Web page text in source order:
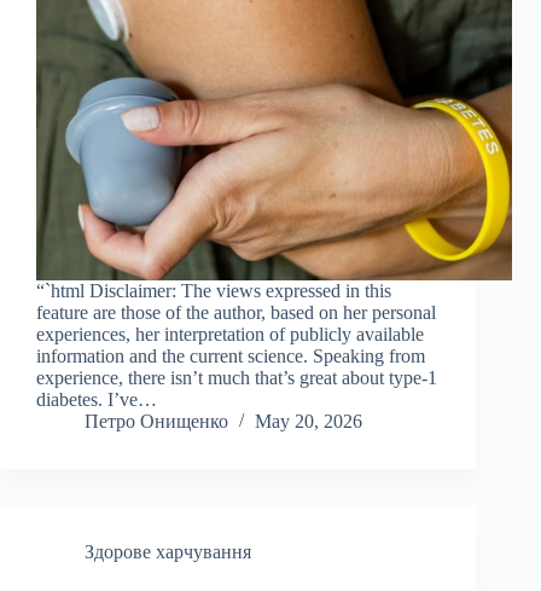
“`html Disclaimer: The views expressed in this
feature are those of the author, based on her personal
experiences, her interpretation of publicly available
information and the current science. Speaking from
experience, there isn’t much that’s great about type-1
diabetes. I’ve…
Петро Онищенко
May 20, 2026
Здорове харчування